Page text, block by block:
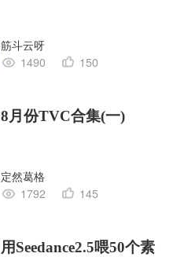
筋斗云呀
1490
150
8月份TVC合集(一)
定然葛格
1792
145
用Seedance2.5喂50个素